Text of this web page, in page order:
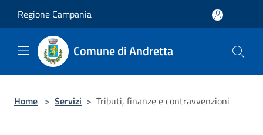
Regione Campania
Comune di Andretta
Home > Servizi > Tributi, finanze e contravvenzioni